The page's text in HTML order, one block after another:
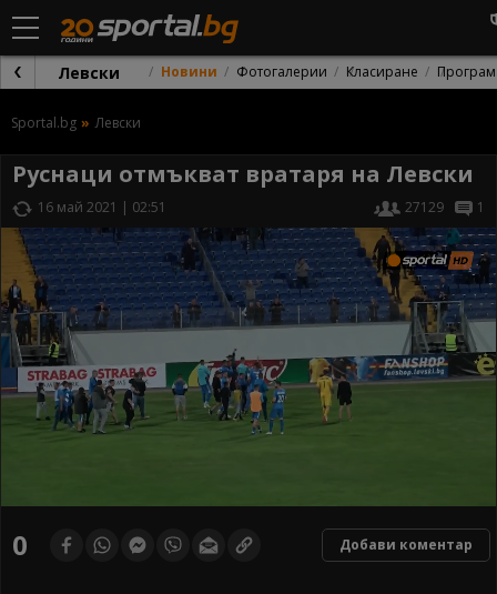
Левски Новини Фотогалерии Класиране
Sportal.bg Левски
Руснаци отмъкват вратаря на Левски
16 май 2021 | 02:51 27129 1
of0 Добави коментар